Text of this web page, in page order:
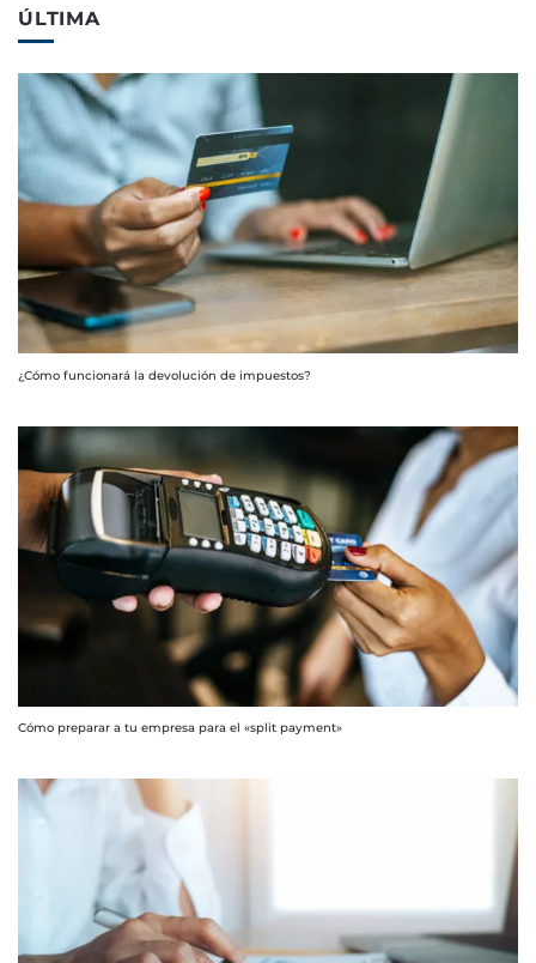
ÚLTIMA
¿Cómo funcionará la devolución de impuestos?
Cómo preparar a tu empresa para el «split payment»